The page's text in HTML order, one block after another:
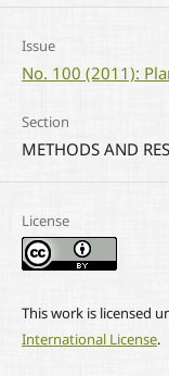
Issue
No. 100 (2011):
Section
METHODS AND
License
This work is licensed
International License.